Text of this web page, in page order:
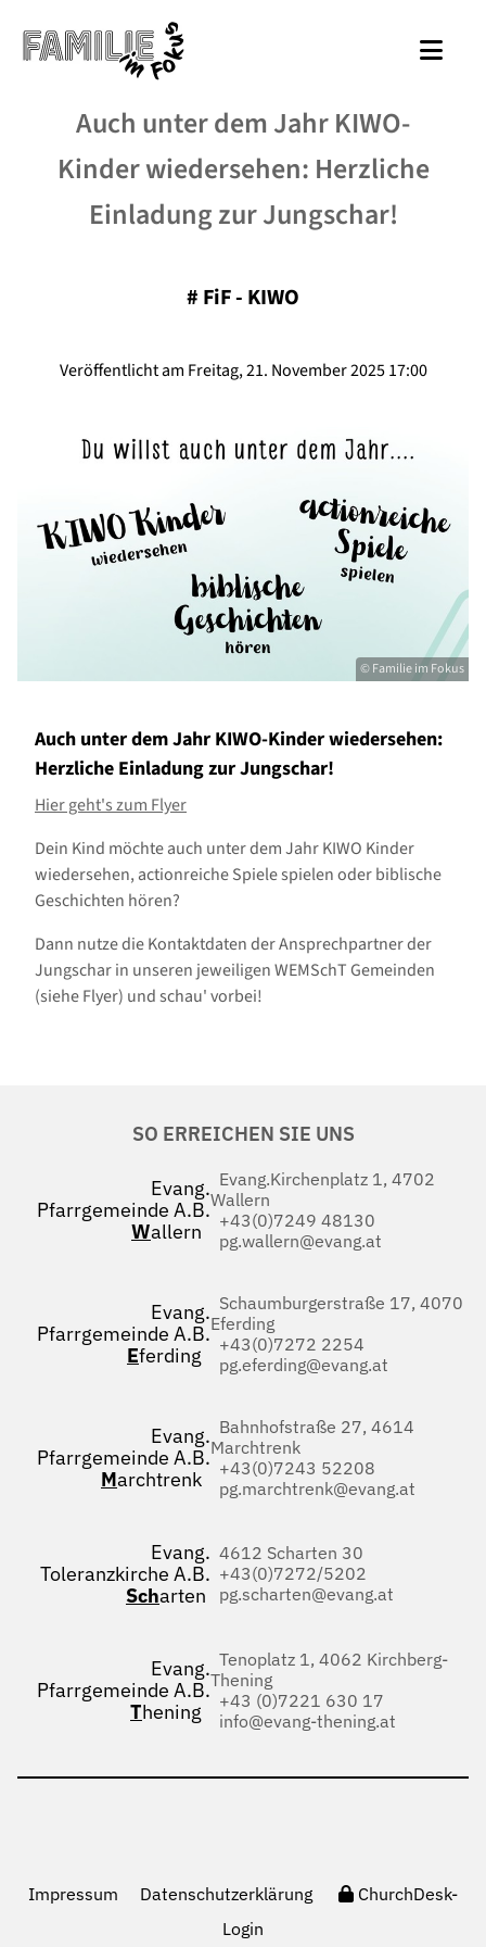
Auch unter dem Jahr KIWO-
Kinder wiedersehen: Herzliche
Einladung zur Jungschar!
# FiF - KIWO
Veröffentlicht am Freitag, 21. November 2025 17:00
© Familie im Fokus
Auch unter dem Jahr KIWO-Kinder wiedersehen:
Herzliche Einladung zur Jungschar!
Hier geht's zum Flyer
Dein Kind möchte auch unter dem Jahr KIWO Kinder
wiedersehen, actionreiche Spiele spielen oder biblische
Geschichten hören?
Dann nutze die Kontaktdaten der Ansprechpartner der
Jungschar in unseren jeweiligen WEMSchT Gemeinden
(siehe Flyer) und schau' vorbei!
SO ERREICHEN SIE UNS
Evang.
Pfarrgemeinde A.B.
Wallern
Evang.Kirchenplatz 1, 4702
Wallern
+43(0)7249 48130
pg.wallern@evang.at
Evang.
Pfarrgemeinde A.B.
Eferding
Schaumburgerstraße 17, 4070
Eferding
+43(0)7272 2254
pg.eferding@evang.at
Evang.
Pfarrgemeinde A.B.
Marchtrenk
Bahnhofstraße 27, 4614
Marchtrenk
+43(0)7243 52208
pg.marchtrenk@evang.at
Evang.
Toleranzkirche A.B.
Scharten
4612 Scharten 30
+43(0)7272/5202
pg.scharten@evang.at
Evang.
Pfarrgemeinde A.B.
Thening
Tenoplatz 1, 4062 Kirchberg-
Thening
+43 (0)7221 630 17
info@evang-thening.at
Impressum Datenschutzerklärung
ChurchDesk-
Login